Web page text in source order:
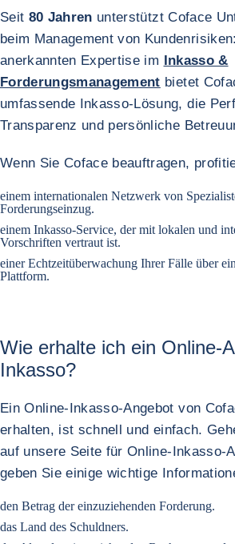
Seit 80 Jahren unterstützt Coface
beim Management von
anerkannten Expertise im Inkasso &
Forderungsmanagement bietet
umfassende Inkasso-Lösung, die
Transparenz und persönliche
Wenn Sie Coface beauftragen,
einem internationalen Netzwerk von
Forderungseinzug.
einem Inkasso-Service, der mit lokalen und
Vorschriften vertraut ist.
einer Echtzeitüberwachung Ihrer Fälle über
Plattform.
Wie erhalte ich ein Online-
Inkasso?
Ein Online-Inkasso-Angebot von
erhalten, ist schnell und einfach.
auf unsere Seite für Online-Inkasso-
geben Sie einige wichtige
den Betrag der einzuziehenden Forderung.
das Land des Schuldners.